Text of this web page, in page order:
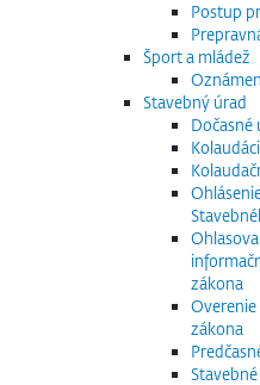
Postup
Šport a mládež
Stavebný úrad
Dočasné
zákona
zákona